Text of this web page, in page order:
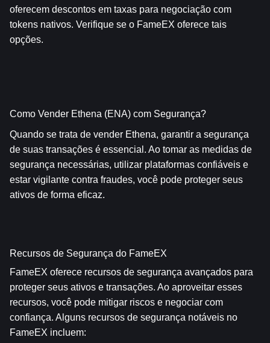
oferecem descontos em taxas para negociação com
tokens nativos. Verifique se o FameEX oferece tais
opções.
Como Vender Ethena (ENA) com Segurança?
Quando se trata de vender Ethena, garantir a segurança
de suas transações é essencial. Ao tomar as medidas de
segurança necessárias, utilizar plataformas confiáveis e
estar vigilante contra fraudes, você pode proteger seus
ativos de forma eficaz.
Recursos de Segurança do FameEX
FameEX oferece recursos de segurança avançados para
proteger seus ativos e transações. Ao aproveitar esses
recursos, você pode mitigar riscos e negociar com
confiança. Alguns recursos de segurança notáveis no
FameEX incluem: